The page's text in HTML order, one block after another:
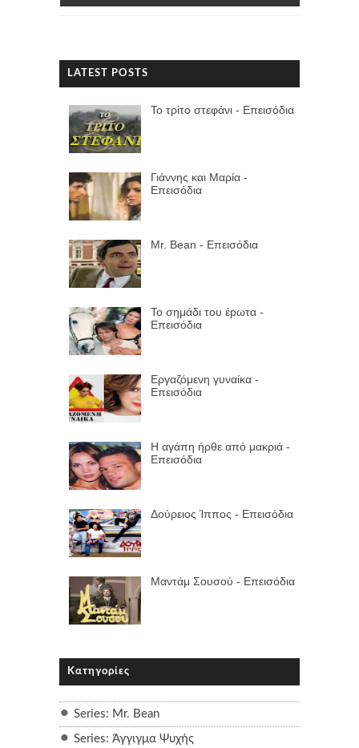
LATEST POSTS
Το τρίτο στεφάνι - Επεισόδια
Γιάννης και Μαρία -
Επεισόδια
Mr. Bean - Επεισόδια
Το σημάδι του έpωτα -
Επεισόδια
Εργαζόμενη γυναίκα -
Επεισόδια
Η αγάπη ήρθε από μακριά -
Επεισόδια
Δούρειος Ίππος - Επεισόδια
Μαντάμ Σουσού - Επεισόδια
Κατηγορίες
Series: Mr. Bean
Series: Άγγιγμα Ψυχής